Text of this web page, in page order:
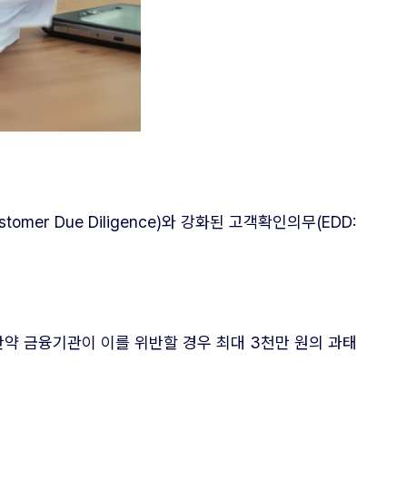
Due Diligence)와 강화된 고객확인의무(EDD:
금융기관이 이를 위반할 경우 최대 3천만 원의 과태